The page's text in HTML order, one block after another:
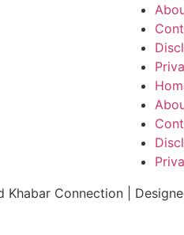
Khabar Connection |